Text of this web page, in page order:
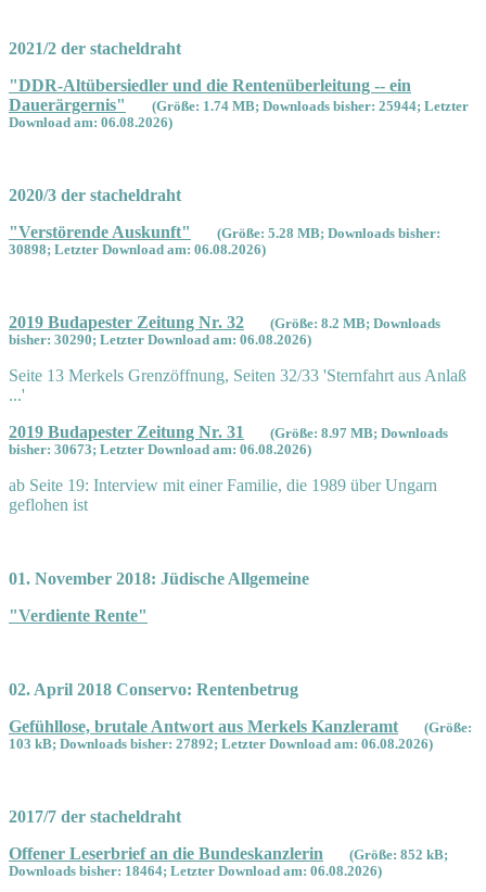
2021/2 der stacheldraht
"DDR-Altübersiedler und die Rentenüberleitung -- ein
Dauerärgernis"
(Größe: 1.74 MB; Downloads bisher: 25944; Letzter
Download am: 06.08.2026)
2020/3 der stacheldraht
"Verstörende Auskunft"
(Größe: 5.28 MB; Downloads bisher:
30898; Letzter Download am: 06.08.2026)
2019 Budapester Zeitung Nr. 32
(Größe: 8.2 MB; Downloads
bisher: 30290; Letzter Download am: 06.08.2026)
Seite 13 Merkels Grenzöffnung, Seiten 32/33 'Sternfahrt aus Anlaß
...'
2019 Budapester Zeitung Nr. 31
(Größe: 8.97 MB; Downloads
bisher: 30673; Letzter Download am: 06.08.2026)
ab Seite 19: Interview mit einer Familie, die 1989 über Ungarn
geflohen ist
01. November 2018: Jüdische Allgemeine
"Verdiente Rente"
02. April 2018 Conservo: Rentenbetrug
Gefühllose, brutale Antwort aus Merkels Kanzleramt
(Größe:
103 kB; Downloads bisher: 27892; Letzter Download am: 06.08.2026)
2017/7 der stacheldraht
Offener Leserbrief an die Bundeskanzlerin
(Größe: 852 kB;
Downloads bisher: 18464; Letzter Download am: 06.08.2026)